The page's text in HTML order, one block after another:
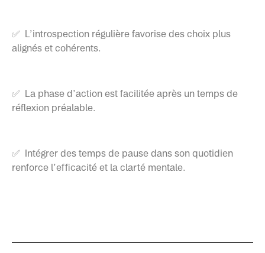
✅ L’introspection régulière favorise des choix plus
alignés et cohérents.
✅ La phase d’action est facilitée après un temps de
réflexion préalable.
✅ Intégrer des temps de pause dans son quotidien
renforce l’efficacité et la clarté mentale.